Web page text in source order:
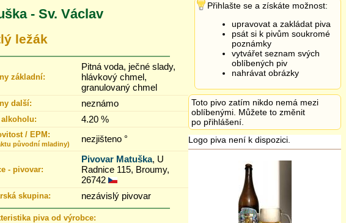
- Sv. Václav
ležák
základní:
Pitná voda, ječné slady,
hlávkový chmel,
granulovaný chmel
další: neznámo
4.20 %
/ EPM:
původní mladiny) nezjišteno °
- pivovar:
Pivovar Matuška, U
Radnice 115, Broumy,
26742
skupina: nezávislý pivovar
piva od výrobce:
Přihlašte se a získáte možnost:
upravovat a zakládat piva
psát si k pivům soukromé
poznámky
vytvářet seznam svých
oblíbených piv
nahrávat obrázky
Toto pivo zatím nikdo nemá mezi
oblíbenými. Můžete to změnit
po přihlášení.
Logo piva není k dispozici.